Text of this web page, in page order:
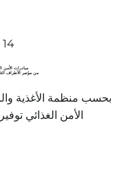
14 يوليو 2026
مبادرات الأمن
من مؤتمر الأطراف
بحسب منظمة الأغذية
الأمن الغذائي